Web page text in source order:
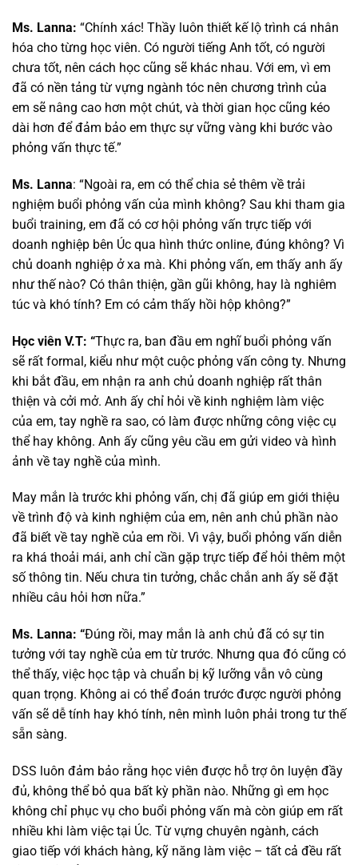
Ms. Lanna: “Chính xác! Thầy luôn thiết kế lộ trình cá nhân
hóa cho từng học viên. Có người tiếng Anh tốt, có người
chưa tốt, nên cách học cũng sẽ khác nhau. Với em, vì em
đã có nền tảng từ vựng ngành tóc nên chương trình của
em sẽ nâng cao hơn một chút, và thời gian học cũng kéo
dài hơn để đảm bảo em thực sự vững vàng khi bước vào
phỏng vấn thực tế.”
Ms. Lanna: “Ngoài ra, em có thể chia sẻ thêm về trải
nghiệm buổi phỏng vấn của mình không? Sau khi tham gia
buổi training, em đã có cơ hội phỏng vấn trực tiếp với
doanh nghiệp bên Úc qua hình thức online, đúng không? Vì
chủ doanh nghiệp ở xa mà. Khi phỏng vấn, em thấy anh ấy
như thế nào? Có thân thiện, gần gũi không, hay là nghiêm
túc và khó tính? Em có cảm thấy hồi hộp không?”
Học viên V.T: “Thực ra, ban đầu em nghĩ buổi phỏng vấn
sẽ rất formal, kiểu như một cuộc phỏng vấn công ty. Nhưng
khi bắt đầu, em nhận ra anh chủ doanh nghiệp rất thân
thiện và cởi mở. Anh ấy chỉ hỏi về kinh nghiệm làm việc
của em, tay nghề ra sao, có làm được những công việc cụ
thể hay không. Anh ấy cũng yêu cầu em gửi video và hình
ảnh về tay nghề của mình.
May mắn là trước khi phỏng vấn, chị đã giúp em giới thiệu
về trình độ và kinh nghiệm của em, nên anh chủ phần nào
đã biết về tay nghề của em rồi. Vì vậy, buổi phỏng vấn diễn
ra khá thoải mái, anh chỉ cần gặp trực tiếp để hỏi thêm một
số thông tin. Nếu chưa tin tưởng, chắc chắn anh ấy sẽ đặt
nhiều câu hỏi hơn nữa.”
Ms. Lanna: “Đúng rồi, may mắn là anh chủ đã có sự tin
tưởng với tay nghề của em từ trước. Nhưng qua đó cũng có
thể thấy, việc học tập và chuẩn bị kỹ lưỡng vẫn vô cùng
quan trọng. Không ai có thể đoán trước được người phỏng
vấn sẽ dễ tính hay khó tính, nên mình luôn phải trong tư thế
sẵn sàng.
DSS luôn đảm bảo rằng học viên được hỗ trợ ôn luyện đầy
đủ, không thể bỏ qua bất kỳ phần nào. Những gì em học
không chỉ phục vụ cho buổi phỏng vấn mà còn giúp em rất
nhiều khi làm việc tại Úc. Từ vựng chuyên ngành, cách
giao tiếp với khách hàng, kỹ năng làm việc – tất cả đều rất